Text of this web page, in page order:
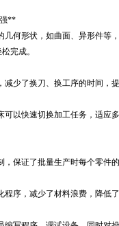
**
几何形状，如曲面、异形件等
完成。
少了换刀、换工序的时间，
可以快速切换加工任务，适应
保证了批量生产时每个零件
序，减少了材料浪费，降低了